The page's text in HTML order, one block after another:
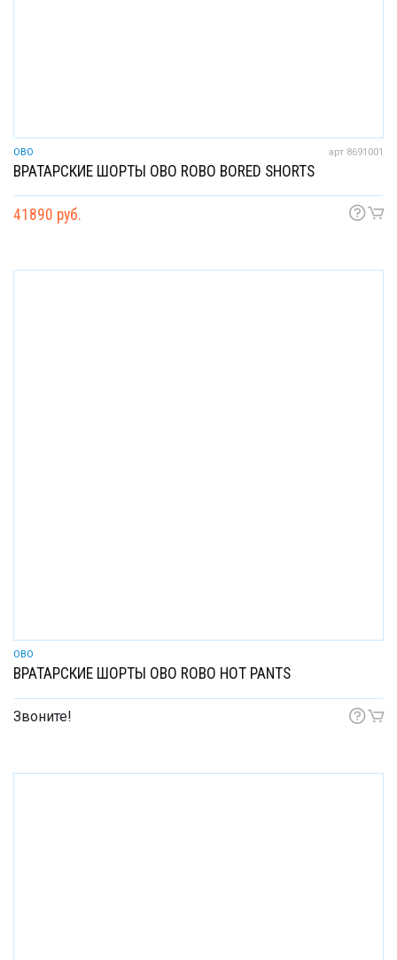
OBO арт 8691001
ВРАТАРСКИЕ ШОРТЫ OBO ROBO BORED SHORTS
41890 руб.
OBO
ВРАТАРСКИЕ ШОРТЫ OBO ROBO HOT PANTS
Звоните!